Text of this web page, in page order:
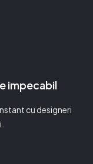
impecabil
cu designeri